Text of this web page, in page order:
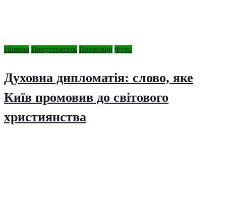
Новини Предстоятель Проповіді Фото
Духовна дипломатія: слово, яке
Київ промовив до світового
християнства